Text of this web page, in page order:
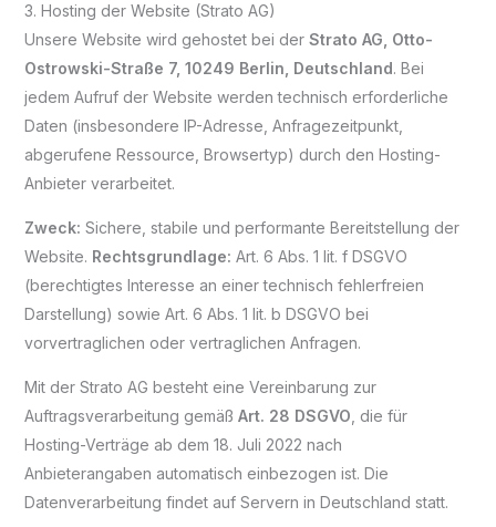
3. Hosting der Website (Strato AG)
Unsere Website wird gehostet bei der Strato AG, Otto-
Ostrowski-Straße 7, 10249 Berlin, Deutschland. Bei
jedem Aufruf der Website werden technisch erforderliche
Daten (insbesondere IP-Adresse, Anfragezeitpunkt,
abgerufene Ressource, Browsertyp) durch den Hosting-
Anbieter verarbeitet.
Zweck: Sichere, stabile und performante Bereitstellung der
Website. Rechtsgrundlage: Art. 6 Abs. 1 lit. f DSGVO
(berechtigtes Interesse an einer technisch fehlerfreien
Darstellung) sowie Art. 6 Abs. 1 lit. b DSGVO bei
vorvertraglichen oder vertraglichen Anfragen.
Mit der Strato AG besteht eine Vereinbarung zur
Auftragsverarbeitung gemäß Art. 28 DSGVO , die für
Hosting-Verträge ab dem 18. Juli 2022 nach
Anbieterangaben automatisch einbezogen ist. Die
Datenverarbeitung findet auf Servern in Deutschland statt.